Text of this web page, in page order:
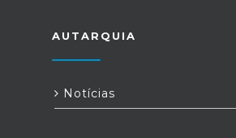
AUTARQUIA
Notícias